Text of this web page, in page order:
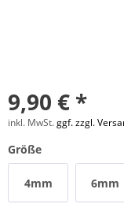
9,90 € *
inkl. MwSt.ggf. zzgl.
Größe
4mm 6mm